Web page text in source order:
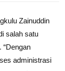
Zainuddin
salah satu
“Dengan
administrasi